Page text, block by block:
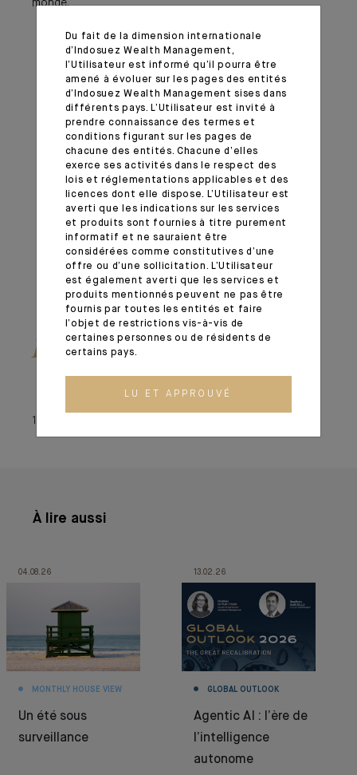
monde.
Lire le Global Outlook
14 janvier 2026
À lire aussi
04.08.26
MONTHLY HOUSE VIEW
Un été sous
surveillance
13.02.26
GLOBAL OUTLOOK
Agentic AI : l’ère de
l’intelligence
autonome
Du fait de la dimension internationale
d’Indosuez Wealth Management,
l’Utilisateur est informé qu’il pourra être
amené à évoluer sur les pages des entités
d’Indosuez Wealth Management sises dans
différents pays. L’Utilisateur est invité à
prendre connaissance des termes et
conditions figurant sur les pages de
chacune des entités. Chacune d’elles
exerce ses activités dans le respect des
lois et réglementations applicables et des
licences dont elle dispose. L’Utilisateur est
averti que les indications sur les services
et produits sont fournies à titre purement
informatif et ne sauraient être
considérées comme constitutives d’une
offre ou d’une sollicitation. L’Utilisateur
est également averti que les services et
produits mentionnés peuvent ne pas être
fournis par toutes les entités et faire
l’objet de restrictions vis-à-vis de
certaines personnes ou de résidents de
certains pays.
LU ET APPROUVÉ